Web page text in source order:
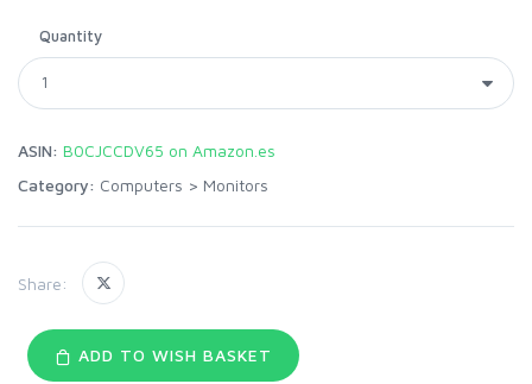
Quantity
ASIN: B0CJCCDV65 on Amazon.es
Category: Computers > Monitors
Share:
ADD TO WISH BASKET